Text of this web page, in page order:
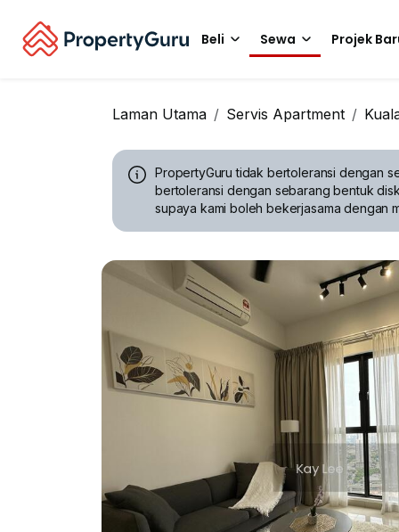
Beli Sewa Projek
Laman Utama Servis Apartment
PropertyGuru tidak bertoleransi dengan
bertoleransi dengan sebarang bentuk
supaya kami boleh bekerjasama dengan